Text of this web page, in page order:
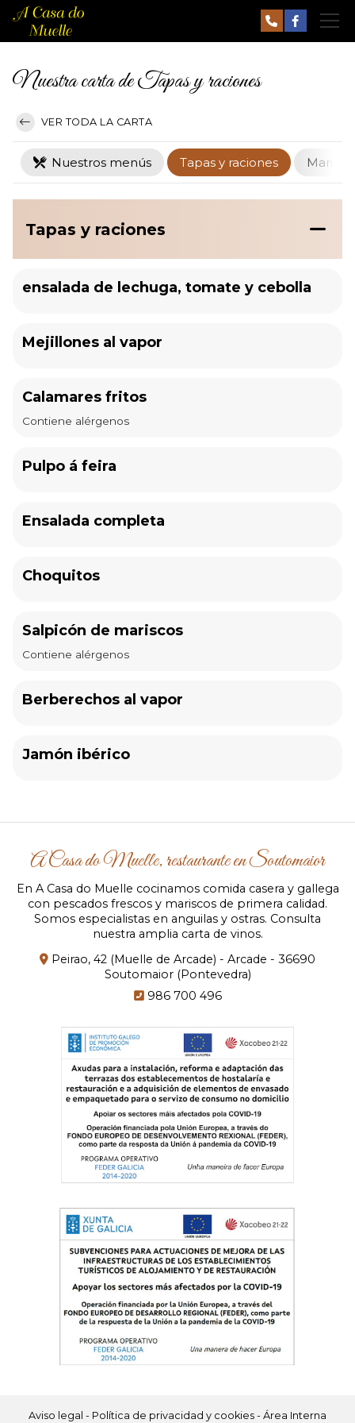
Nuestra carta de Tapas y raciones
VER TODA LA CARTA
Nuestros menús Tapas y raciones
Tapas y raciones
ensalada de lechuga, tomate y cebolla
Mejillones al vapor
Calamares fritos
Contiene alérgenos
Pulpo á feira
Ensalada completa
Choquitos
Salpicón de mariscos
Contiene alérgenos
Berberechos al vapor
Jamón ibérico
A Casa do Muelle, restaurante en Soutomaior
En A Casa do Muelle cocinamos comida casera y gallega
con pescados frescos y mariscos de primera calidad.
Somos especialistas en anguilas y ostras. Consulta
nuestra amplia carta de vinos.
Peirao, 42 (Muelle de Arcade) - Arcade - 36690
Soutomaior (Pontevedra)
986 700 496
Aviso legal - Política de privacidad y cookies - Área Interna